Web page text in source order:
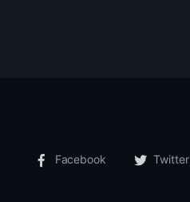
Facebook Twitter